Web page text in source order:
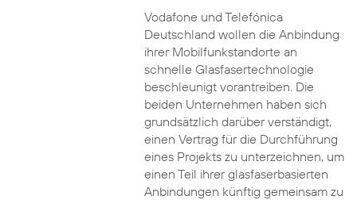
Vodafone und Telefónica
Deutschland wollen die Anbindung
ihrer Mobilfunkstandorte an
schnelle Glasfasertechnologie
beschleunigt vorantreiben. Die
beiden Unternehmen haben sich
grundsätzlich darüber verständigt,
einen Vertrag für die Durchführung
eines Projekts zu unterzeichnen, um
einen Teil ihrer glasfaserbasierten
Anbindungen künftig gemeinsam zu